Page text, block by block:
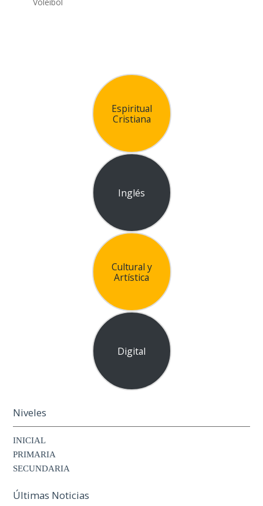
Espiritual
Cristiana
Inglés
Cultural y
Artística
Digital
Niveles
INICIAL
PRIMARIA
SECUNDARIA
Últimas Noticias